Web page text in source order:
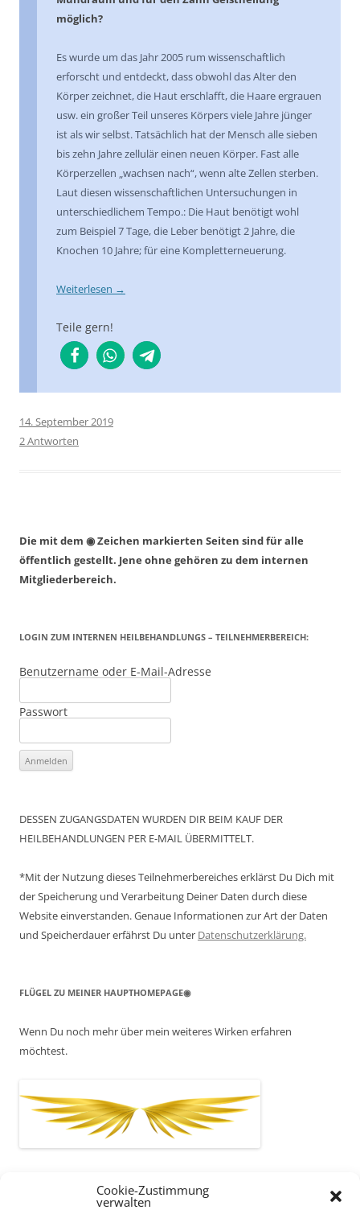
Cookie-Zustimmung
verwalten
möglich?
Es wurde um das Jahr 2005 rum wissenschaftlich
erforscht und entdeckt, dass obwohl das Alter den
Körper zeichnet, die Haut erschlafft, die Haare ergrauen
usw. ein großer Teil unseres Körpers viele Jahre jünger
ist als wir selbst. Tatsächlich hat der Mensch alle sieben
bis zehn Jahre zellulär einen neuen Körper. Fast alle
Körperzellen „wachsen nach“, wenn alte Zellen sterben.
Laut diesen wissenschaftlichen Untersuchungen in
unterschiedlichem Tempo.: Die Haut benötigt wohl
zum Beispiel 7 Tage, die Leber benötigt 2 Jahre, die
Knochen 10 Jahre; für eine Kompletterneuerung.
Weiterlesen →
Teile gern!
14. September 2019
2 Antworten
Die mit dem ◉ Zeichen markierten Seiten sind für alle
öffentlich gestellt. Jene ohne gehören zu dem internen
Mitgliederbereich.
LOGIN ZUM INTERNEN HEILBEHANDLUNGS – TEILNEHMERBEREICH:
Benutzername oder E-Mail-Adresse
Passwort
DESSEN ZUGANGSDATEN WURDEN DIR BEIM KAUF DER
HEILBEHANDLUNGEN PER E-MAIL ÜBERMITTELT.
*Mit der Nutzung dieses Teilnehmerbereiches erklärst Du Dich mit
der Speicherung und Verarbeitung Deiner Daten durch diese
Website einverstanden. Genaue Informationen zur Art der Daten
und Speicherdauer erfährst Du unter Datenschutzerklärung.
FLÜGEL ZU MEINER HAUPTHOMEPAGE◉
Wenn Du noch mehr über mein weiteres Wirken erfahren
möchtest.